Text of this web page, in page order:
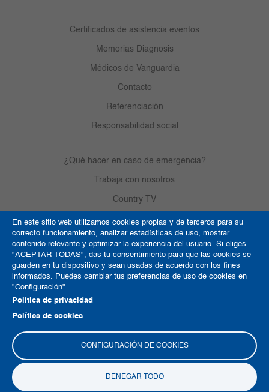
En este sitio web utilizamos cookies propias y de terceros para su
correcto funcionamiento, analizar estadísticas de uso, mostrar
contenido relevante y optimizar la experiencia del usuario. Si eliges
"ACEPTAR TODAS", das tu consentimiento para que las cookies se
guarden en tu dispositivo y sean usadas de acuerdo con los fines
informados. Puedes cambiar tus preferencias de uso de cookies en
"Configuración".
Política de privacidad
Política de cookies
CONFIGURACIÓN DE COOKIES
DENEGAR TODO
Certificados de asistencia eventos
Memorias Diagnosis
Médicos de Vanguardia
Contacto
Referenciación
Responsabilidad social
¿Qué hacer en caso de emergencia?
Trabaja con nosotros
Country TV
Política de Cookies
Términos y condiciones
Derechos de autor